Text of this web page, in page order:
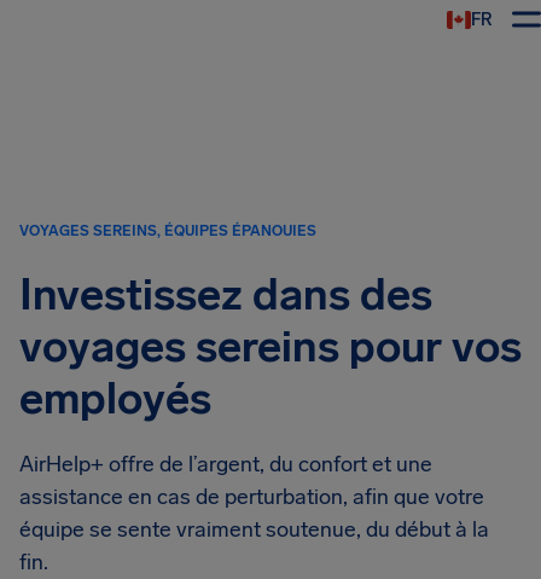
FR
VOYAGES SEREINS, ÉQUIPES ÉPANOUIES
Investissez dans des
voyages sereins pour vos
employés
AirHelp+ offre de l’argent, du confort et une
assistance en cas de perturbation, afin que votre
équipe se sente vraiment soutenue, du début à la
fin.